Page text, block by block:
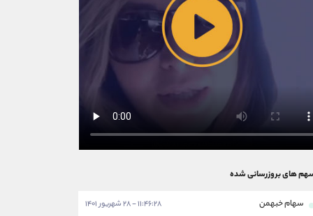
های بروزرسانی شده
سهام خبهمن ۱۱:۴۶:۲۸ - ۲۸ شهریور ۱۴۰۱